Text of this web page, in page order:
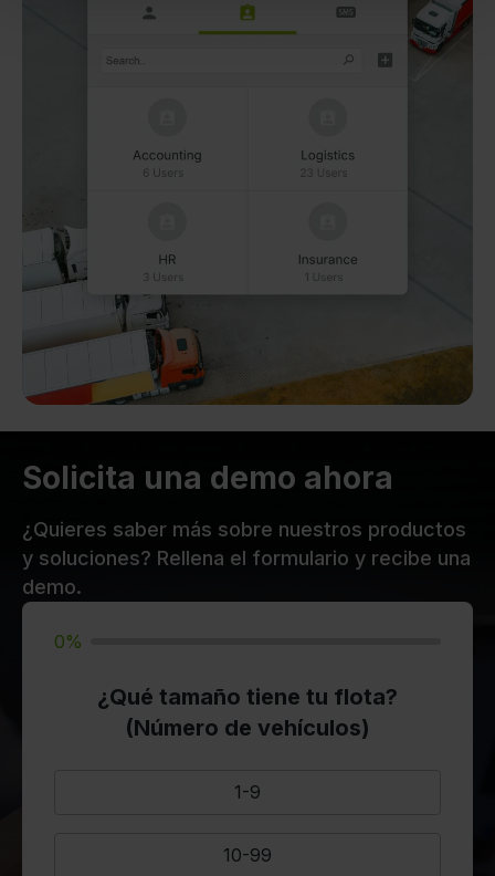
Solicita una demo ahora
¿Quieres saber más sobre nuestros productos
y soluciones? Rellena el formulario y recibe una
demo.
0%
¿Qué tamaño tiene tu flota?
(Número de vehículos)
1-9
10-99